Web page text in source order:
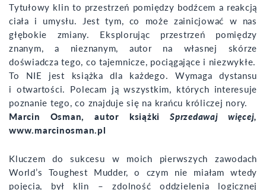
Tytułowy klin to przestrzeń pomiędzy bodźcem a reakcją
ciała i umysłu. Jest tym, co może zainicjować w nas
głębokie zmiany. Eksplorując przestrzeń pomiędzy
znanym, a nieznanym, autor na własnej skórze
doświadcza tego, co tajemnicze, pociągające i niezwykłe.
To NIE jest książka dla każdego. Wymaga dystansu
i otwartości. Polecam ją wszystkim, których interesuje
poznanie tego, co znajduje się na krańcu króliczej nory.
Marcin Osman, autor książkiSprzedawaj więcej,
www.marcinosman.pl
Kluczem do sukcesu w moich pierwszych zawodach
World’s Toughest Mudder, o czym nie miałam wtedy
pojęcia, był klin – zdolność oddzielenia logicznej